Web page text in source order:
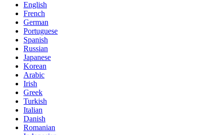
English
French
German
Portuguese
Spanish
Russian
Japanese
Korean
Arabic
Irish
Greek
Turkish
Italian
Danish
Romanian